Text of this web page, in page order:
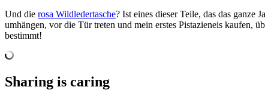
Und die rosa Wildledertasche? Ist eines dieser Teile, das das ganze
umhängen, vor die Tür treten und mein erstes Pistazieneis kaufen,
bestimmt!
Sharing is caring